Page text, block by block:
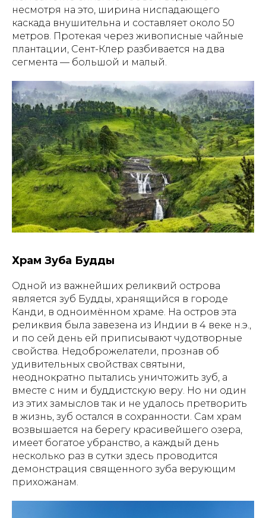
несмотря на это, ширина ниспадающего
каскада внушительна и составляет около 50
метров. Протекая через живописные чайные
плантации, Сент-Клер разбивается на два
сегмента — большой и малый.
Храм Зуба Будды
Одной из важнейших реликвий острова
является зуб Будды, хранящийся в городе
Канди, в одноимённом храме. На остров эта
реликвия была завезена из Индии в 4 веке н.э.,
и по сей день ей приписывают чудотворные
свойства. Недоброжелатели, прознав об
удивительных свойствах святыни,
неоднократно пытались уничтожить зуб, а
вместе с ним и буддистскую веру. Но ни один
из этих замыслов так и не удалось претворить
в жизнь, зуб остался в сохранности. Сам храм
возвышается на берегу красивейшего озера,
имеет богатое убранство, а каждый день
несколько раз в сутки здесь проводится
демонстрация священного зуба верующим
прихожанам.